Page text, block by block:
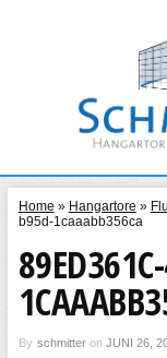
Home » Hangartore »
b95d-1caaabb356ca
By schmitteron JUNI 26,